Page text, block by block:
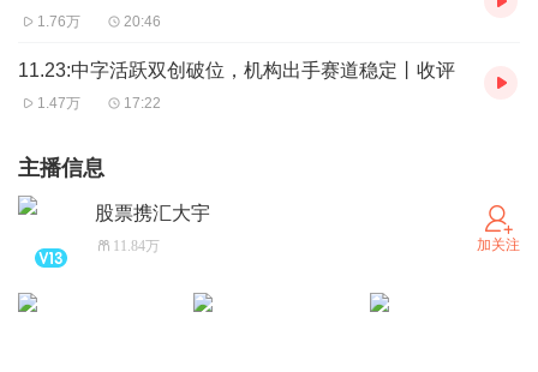
1.76万 20:46
11.23:中字活跃双创破位，机构出手赛道稳定丨收评
1.47万 17:22
主播信息
股票携汇大宇
11.84万 加关注